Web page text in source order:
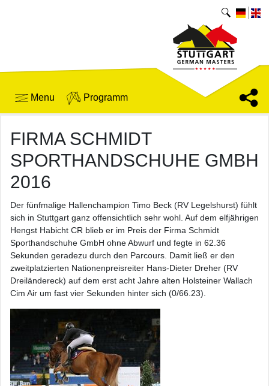
Menu Programm
FIRMA SCHMIDT
SPORTHANDSCHUHE GMBH
2016
Der fünfmalige Hallenchampion Timo Beck (RV Legelshurst) fühlt
sich in Stuttgart ganz offensichtlich sehr wohl. Auf dem elfjährigen
Hengst Habicht CR blieb er im Preis der Firma Schmidt
Sporthandschuhe GmbH ohne Abwurf und fegte in 62.36
Sekunden geradezu durch den Parcours. Damit ließ er den
zweitplatzierten Nationenpreisreiter Hans-Dieter Dreher (RV
Dreiländereck) auf dem erst acht Jahre alten Holsteiner Wallach
Cim Air um fast vier Sekunden hinter sich (0/66.23).